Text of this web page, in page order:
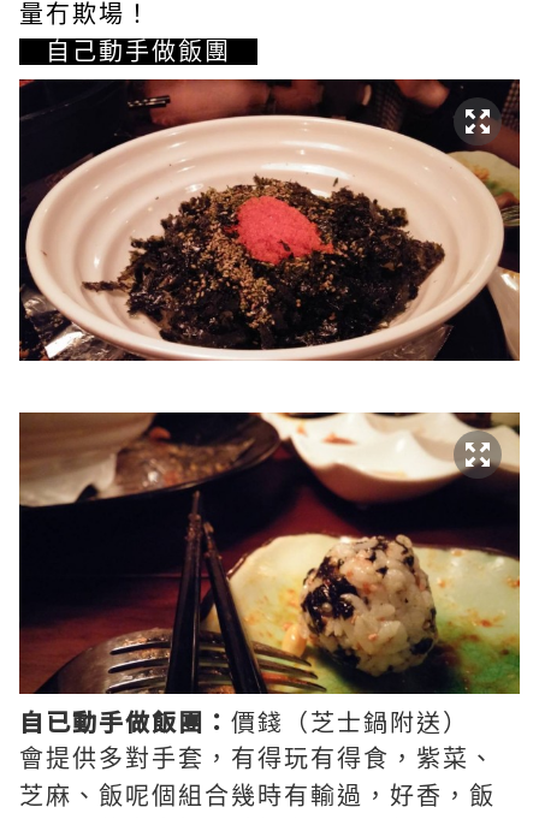
量冇欺場！
自己動手做飯團
自已動手做飯團： 價錢（芝士鍋附送）
會提供多對手套，有得玩有得食，紫菜、
芝麻、飯呢個組合幾時有輸過，好香，飯